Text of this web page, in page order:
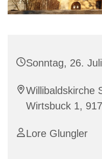
Sonntag, 26.
Willibaldskirche
Wirtsbuck 1,
Lore Glungler